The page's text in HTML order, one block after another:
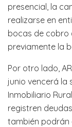
presencial, la
realizarse en
bocas de cobro
previamente la
Por otro lado,
junio vencerá la
Inmobiliario
registren
también podrán